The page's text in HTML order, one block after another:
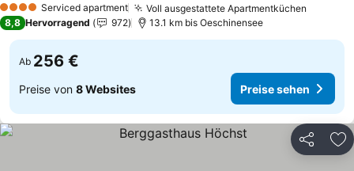
4 Sterne Serviced apartment Voll ausgestattete Apartmentküchen
8,8 Hervorragend 972 13.1 km bis Oeschinensee
Ab 256 €
Preise von 8 Websites Preise sehen
Teilen